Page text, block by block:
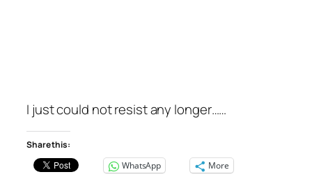
I just could not resist any longer……
Share this:
WhatsApp
More